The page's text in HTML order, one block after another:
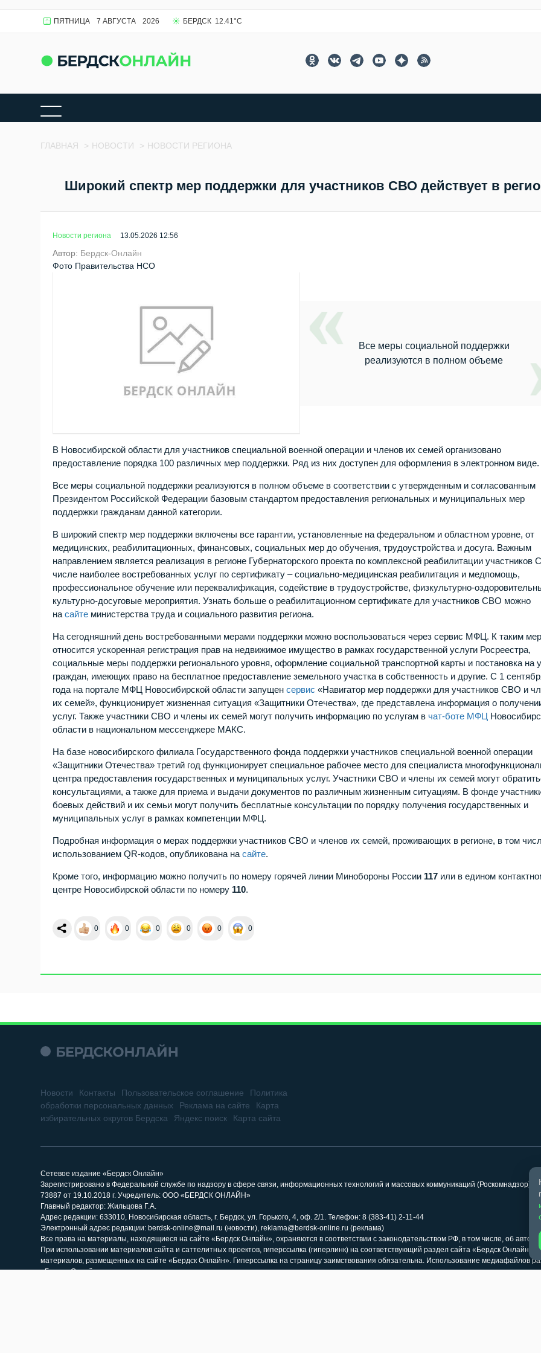
ПЯТНИЦА 7 АВГУСТА 2026 БЕРДСК 12.41°C
ГЛАВНАЯ > НОВОСТИ > НОВОСТИ РЕГИОНА
Широкий спектр мер поддержки для участников СВО действует в
Новости региона 13.05.2026 12:56
Автор: Бердск-Онлайн
Фото Правительства НСО
Все меры социальной поддержки
реализуются в полном объеме
В Новосибирской области для участников специальной военной операции и членов их семей организовано
предоставление порядка 100 различных мер поддержки. Ряд из них доступен для оформления в электронном виде.
Все меры социальной поддержки реализуются в полном объеме в соответствии с утвержденным и согласованным
Президентом Российской Федерации базовым стандартом предоставления региональных и муниципальных мер
поддержки гражданам данной категории.
В широкий спектр мер поддержки включены все гарантии, установленные на федеральном и областном уровне, от
медицинских, реабилитационных, финансовых, социальных мер до обучения, трудоустройства и досуга. Важным
направлением является реализация в регионе Губернаторского проекта по комплексной реабилитации
числе наиболее востребованных услуг по сертификату – социально-медицинская реабилитация и медпомощь,
профессиональное обучение или переквалификация, содействие в трудоустройстве, физкультурно-
культурно-досуговые мероприятия. Узнать больше о реабилитационном сертификате для участников СВО можно
насайте министерства труда и социального развития региона.
На сегодняшний день востребованными мерами поддержки можно воспользоваться через сервис МФЦ. К таким
относится ускоренная регистрация прав на недвижимое имущество в рамках государственной услуги Росреестра,
социальные меры поддержки регионального уровня, оформление социальной транспортной карты и постановка на
граждан, имеющих право на бесплатное предоставление земельного участка в собственность и другие. С 1
года на портале МФЦ Новосибирской области запущенсервис «Навигатор мер поддержки для участников СВО и
их семей», функционирует жизненная ситуация «Защитники Отечества», где представлена информация о
услуг. Также участники СВО и члены их семей могут получить информацию по услугам вчат-боте МФЦ
области в национальном мессенджере МАКС.
На базе новосибирского филиала Государственного фонда поддержки участников специальной военной операции
«Защитники Отечества» третий год функционирует специальное рабочее место для специалиста
центра предоставления государственных и муниципальных услуг. Участники СВО и члены их семей могут
консультациями, а также для приема и выдачи документов по различным жизненным ситуациям. В фонде
боевых действий и их семьи могут получить бесплатные консультации по порядку получения государственных и
муниципальных услуг в рамках компетенции МФЦ.
Подробная информация о мерах поддержки участников СВО и членов их семей, проживающих в регионе, в том
использованием QR-кодов, опубликована насайте.
Кроме того, информацию можно получить по номеру горячей линии Минобороны России 117 или в едином
центре Новосибирской области по номеру 110.
0 0 0 0 0 0
Новости Контакты Пользовательское соглашение
Политика
обработки персональных данных
Реклама на сайте
Карта
избирательных округов Бердска
Яндекс поиск Карта сайта
Сетевое издание «Бердск Онлайн»
Зарегистрировано в Федеральной службе по надзору в сфере связи, информационных технологий и массовых коммуникаций
73887 от 19.10.2018 г. Учредитель: ООО «БЕРДСК ОНЛАЙН»
Главный редактор: Жильцова Г.А.
Адрес редакции: 633010, Новосибирская область, г. Бердск, ул. Горького, 4, оф. 2/1. Телефон: 8 (383-41) 2-11-44
Электронный адрес редакции: berdsk-online@mail.ru (новости), reklama@berdsk-online.ru (реклама)
Все права на материалы, находящиеся на сайте «Бердск Онлайн», охраняются в соответствии с законодательством РФ, в том числе, об
При использовании материалов сайта и саттелитных проектов, гиперссылка (гиперлинк) на соответствующий раздел сайта «Бердск Онлайн»
материалов, размещенных на сайте «Бердск Онлайн». Гиперссылка на страницу заимствования обязательна. Использование медиафайлов
«Бердск Онлайн» как источник заимствования.